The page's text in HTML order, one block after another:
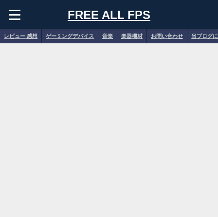
FREE ALL FPS
レビュー 感想 ゲーミングデバイス 音楽 楽器機材 お問い合わせ 当ブログ